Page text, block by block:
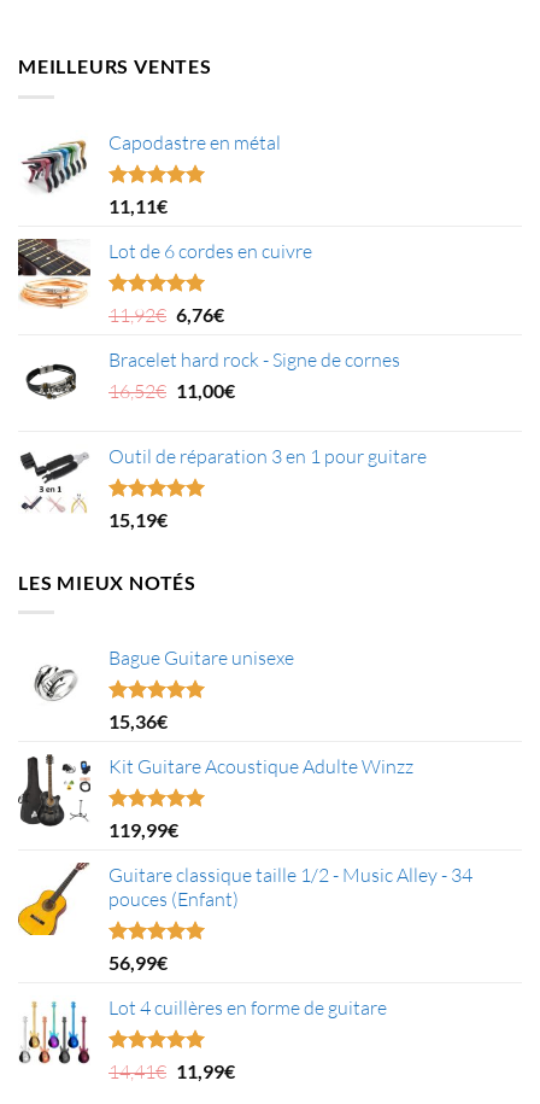
était :
MEILLEURS VENTES
Capodastre en métal
Note4.95
sur 5
11,11€
Lot de 6 cordes en cuivre
Note5.00
sur 5
11,92€ Le
initial
était :
6,76€Le
actuel
est :
Bracelet hard rock - Signe de cornes
16,52€ Le
était :
16,52€.
11,00€Le
est :
Outil de réparation 3 en 1 pour guitare
Note5.00
sur 5
15,19€
LES MIEUX NOTÉS
Bague Guitare unisexe
Note5.00
sur 5
15,36€
Kit Guitare Acoustique Adulte Winzz
Note5.00
sur 5
119,99€
Guitare classique taille 1/2 - Music Alley - 34
pouces (Enfant)
Note5.00
sur 5
56,99€
Lot 4 cuillères en forme de guitare
Note5.00
sur 5
14,41€ Le
11,99€Le